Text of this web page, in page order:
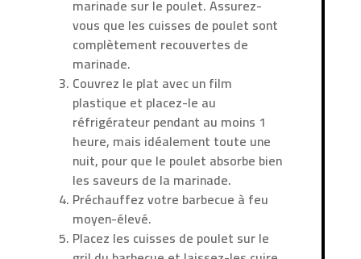
marinade sur le poulet. Assurez-
vous que les cuisses de poulet sont
complètement recouvertes de
marinade.
Couvrez le plat avec un film
plastique et placez-le au
réfrigérateur pendant au moins 1
heure, mais idéalement toute une
nuit, pour que le poulet absorbe bien
les saveurs de la marinade.
Préchauffez votre barbecue à feu
moyen-élevé.
Placez les cuisses de poulet sur le